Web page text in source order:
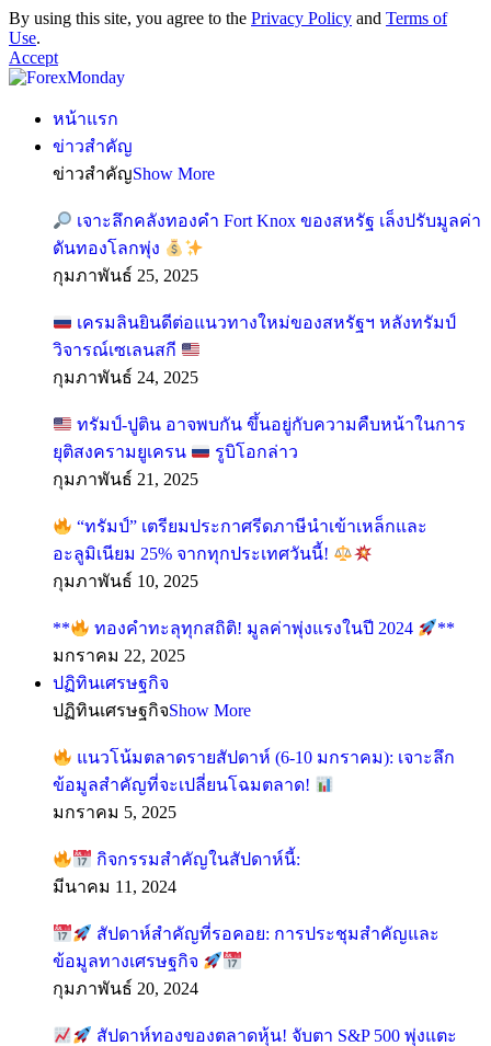
By using this site, you agree to the Privacy Policy and Terms of
Use.
Accept
หน้าแรก
ข่าวสำคัญ
ข่าวสำคัญShow More
เจาะลึกคลังทองคำ Fort Knox ของสหรัฐ เล็งปรับมูลค่า
ดันทองโลกพุ่ง
กุมภาพันธ์ 25, 2025
เครมลินยินดีต่อแนวทางใหม่ของสหรัฐฯ หลังทรัมป์
วิจารณ์เซเลนสกี
กุมภาพันธ์ 24, 2025
ทรัมป์-ปูติน อาจพบกัน ขึ้นอยู่กับความคืบหน้าในการ
ยุติสงครามยูเครน
รูบิโอกล่าว
กุมภาพันธ์ 21, 2025
“ทรัมป์” เตรียมประกาศรีดภาษีนำเข้าเหล็กและ
อะลูมิเนียม 25% จากทุกประเทศวันนี้!
กุมภาพันธ์ 10, 2025
** ทองคำทะลุทุกสถิติ! มูลค่าพุ่งแรงในปี 2024
**
มกราคม 22, 2025
ปฏิทินเศรษฐกิจ
ปฏิทินเศรษฐกิจShow More
แนวโน้มตลาดรายสัปดาห์ (6-10 มกราคม): เจาะลึก
ข้อมูลสำคัญที่จะเปลี่ยนโฉมตลาด!
มกราคม 5, 2025
กิจกรรมสำคัญในสัปดาห์นี้:
มีนาคม 11, 2024
สัปดาห์สำคัญที่รอคอย: การประชุมสำคัญและ
ข้อมูลทางเศรษฐกิจ
กุมภาพันธ์ 20, 2024
สัปดาห์ทองของตลาดหุ้น! จับตา S&P 500 พุ่งแตะ